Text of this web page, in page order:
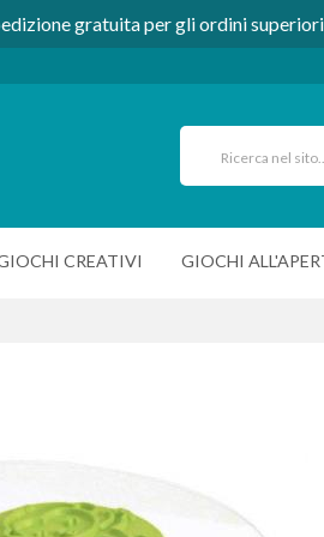
gratuita per gli ordini
CREATIVI GIOCHI